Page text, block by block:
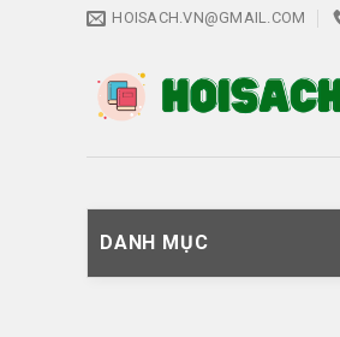
HOISACH.VN@GMAIL.COM
DANH MỤC